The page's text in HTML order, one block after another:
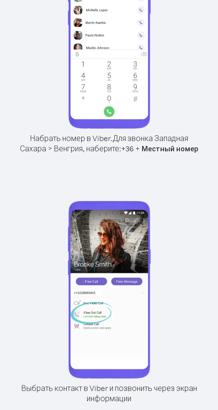
Набрать номер в Viber.Для звонка Западная
Сахара > Венгрия, наберите:+36 + Местный номер
Выбрать контакт в Viber и позвонить через экран
информации